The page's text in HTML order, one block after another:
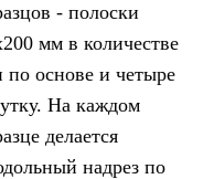
- полоски
мм в количестве
по основе и четыре
На каждом
делается
надрез по